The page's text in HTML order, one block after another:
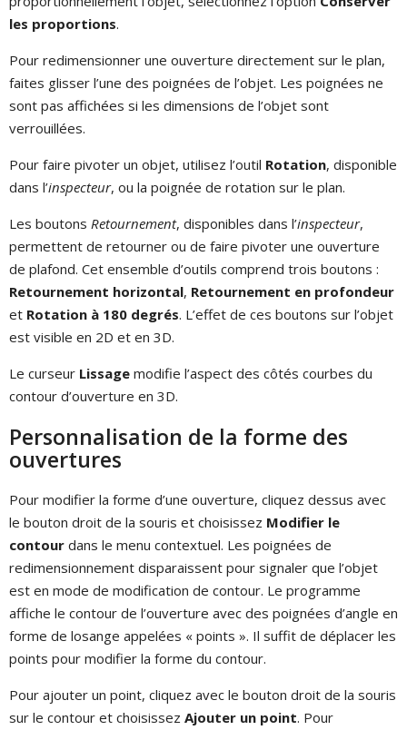
les proportions.
Pour redimensionner une ouverture directement sur le plan,
faites glisser l’une des poignées de l’objet. Les poignées ne
sont pas affichées si les dimensions de l’objet sont
verrouillées.
Pour faire pivoter un objet, utilisez l’outil Rotation, disponible
dans l’inspecteur, ou la poignée de rotation sur le plan.
Les boutons Retournement, disponibles dans l’inspecteur,
permettent de retourner ou de faire pivoter une ouverture
de plafond. Cet ensemble d’outils comprend trois boutons :
Retournement horizontal, Retournement en profondeur
et Rotation à 180 degrés. L’effet de ces boutons sur l’objet
est visible en 2D et en 3D.
Le curseur Lissage modifie l’aspect des côtés courbes du
contour d’ouverture en 3D.
Personnalisation de la forme des
ouvertures
Pour modifier la forme d’une ouverture, cliquez dessus avec
le bouton droit de la souris et choisissez Modifier le
contour dans le menu contextuel. Les poignées de
redimensionnement disparaissent pour signaler que l’objet
est en mode de modification de contour. Le programme
affiche le contour de l’ouverture avec des poignées d’angle en
forme de losange appelées « points ». Il suffit de déplacer les
points pour modifier la forme du contour.
Pour ajouter un point, cliquez avec le bouton droit de la souris
sur le contour et choisissez Ajouter un point. Pour